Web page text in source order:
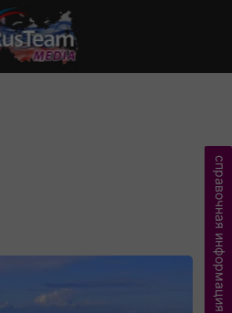
справочная информация